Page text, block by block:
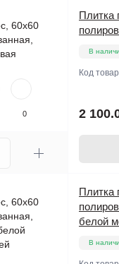
0
Плитка
В
Код
2
Плитка
белой
В